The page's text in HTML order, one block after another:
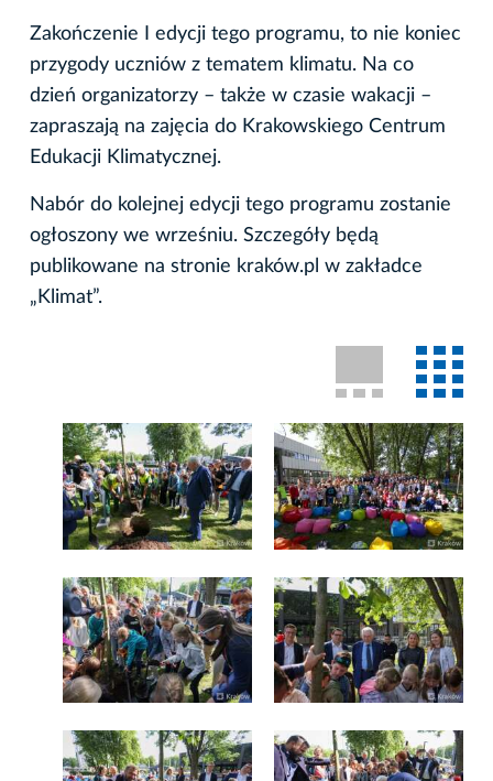
Zakończenie I edycji tego programu, to nie koniec
przygody uczniów z tematem klimatu. Na co
dzień organizatorzy – także w czasie wakacji –
zapraszają na zajęcia do Krakowskiego Centrum
Edukacji Klimatycznej.
Nabór do kolejnej edycji tego programu zostanie
ogłoszony we wrześniu. Szczegóły będą
publikowane na stronie kraków.pl w zakładce
„Klimat”.